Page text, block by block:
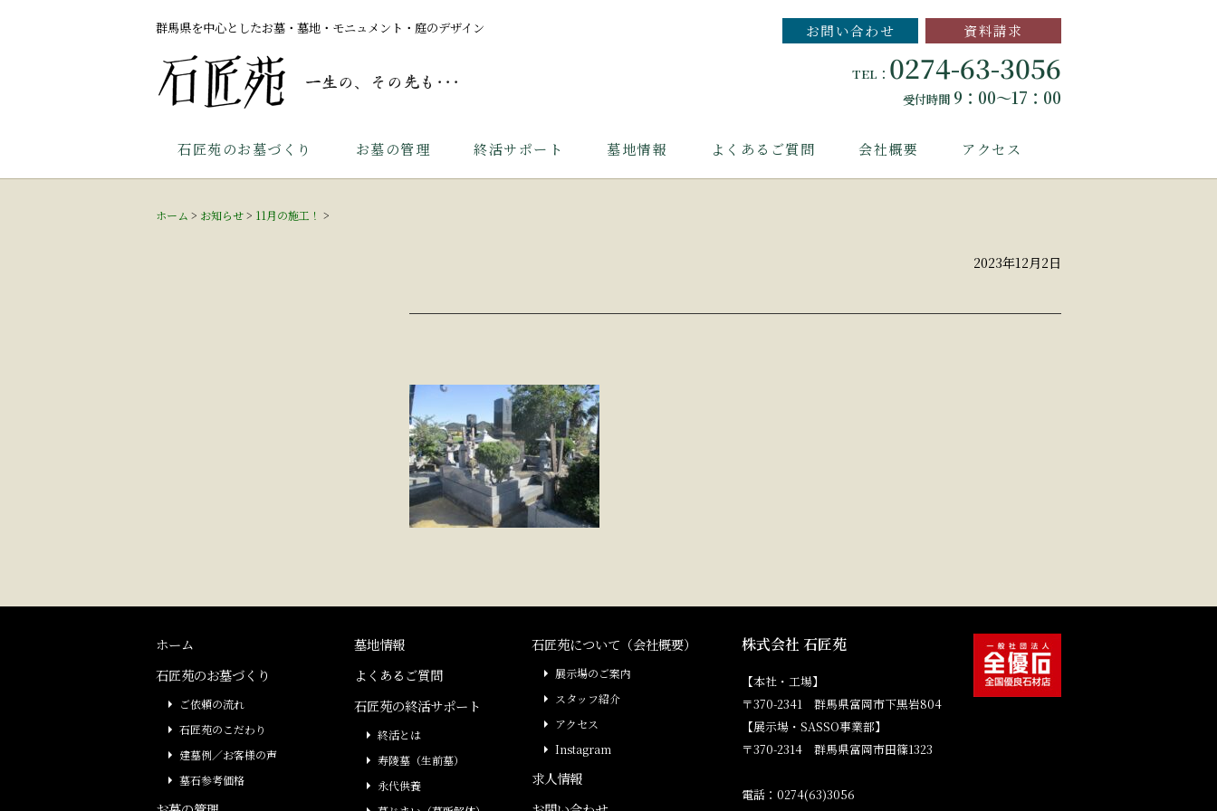
群馬県を中心としたお墓・墓地・モニュメント・庭のデザイン お問い合わせ 資料請求
TEL： 0274-63-3056
受付時間 9：00～17：00
石匠苑のお墓づくり お墓の管理 終活サポート 墓地情報 よくあるご質問 会社概要 アクセス
ホーム > お知らせ> 11月の施工！ >
2023年12月2日
ホーム
石匠苑のお墓づくり
ご依頼の流れ
石匠苑のこだわり
建墓例／お客様の声
墓石参考価格
墓地情報
よくあるご質問
石匠苑の終活サポート
終活とは
寿陵墓（生前墓）
永代供養
石匠苑について（会社概要）
展示場のご案内
スタッフ紹介
アクセス
Instagram
求人情報
株式会社 石匠苑
【本社・工場】
〒370-2341 群馬県富岡市下黒岩804
【展示場・SASSO事業部】
〒370-2314 群馬県富岡市田篠1323
電話：0274(63)3056